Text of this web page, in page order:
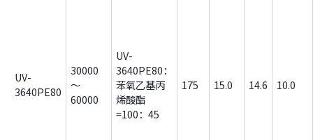
UV-
3640PE80
30000
～
60000
UV-
3640PE80：
苯氧乙基丙
烯酸酯
=100：45
175 15.0 14.6 10.0